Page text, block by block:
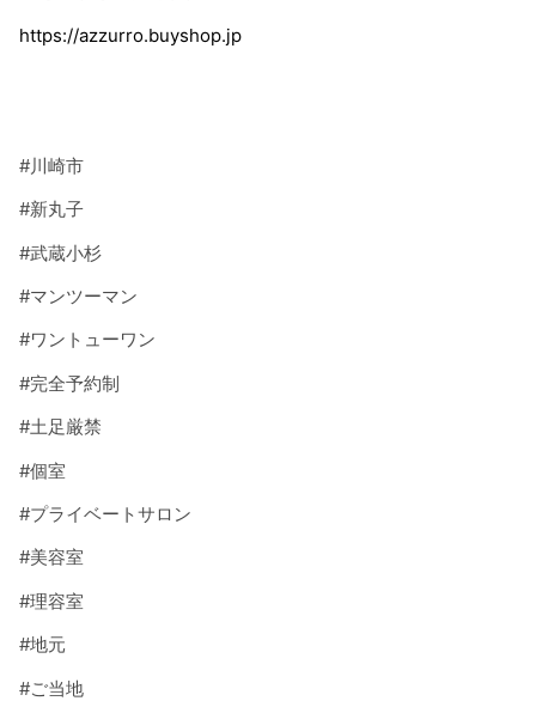
https://azzurro.buyshop.jp
#川崎市
#新丸子
#武蔵小杉
#マンツーマン
#ワントューワン
#完全予約制
#土足厳禁
#個室
#プライベートサロン
#美容室
#理容室
#地元
#ご当地